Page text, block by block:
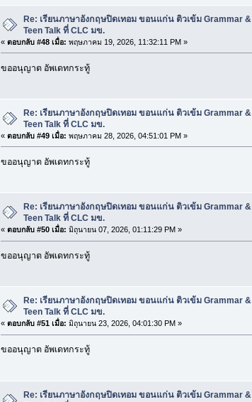
Re: เรียนภาษาอังกฤษปิดเทอม ขอนแก่น ติวเข้ม Grammar &
Teen Talk ที่ CLC มข.
« ตอบกลับ #48 เมื่อ: พฤษภาคม 19, 2026, 11:32:11 PM »
ขออนุญาต อัพเดทกระทู้
Re: เรียนภาษาอังกฤษปิดเทอม ขอนแก่น ติวเข้ม Grammar &
Teen Talk ที่ CLC มข.
« ตอบกลับ #49 เมื่อ: พฤษภาคม 28, 2026, 04:51:01 PM »
ขออนุญาต อัพเดทกระทู้
Re: เรียนภาษาอังกฤษปิดเทอม ขอนแก่น ติวเข้ม Grammar &
Teen Talk ที่ CLC มข.
« ตอบกลับ #50 เมื่อ: มิถุนายน 07, 2026, 01:11:29 PM »
ขออนุญาต อัพเดทกระทู้
Re: เรียนภาษาอังกฤษปิดเทอม ขอนแก่น ติวเข้ม Grammar &
Teen Talk ที่ CLC มข.
« ตอบกลับ #51 เมื่อ: มิถุนายน 23, 2026, 04:01:30 PM »
ขออนุญาต อัพเดทกระทู้
Re: เรียนภาษาอังกฤษปิดเทอม ขอนแก่น ติวเข้ม Grammar &